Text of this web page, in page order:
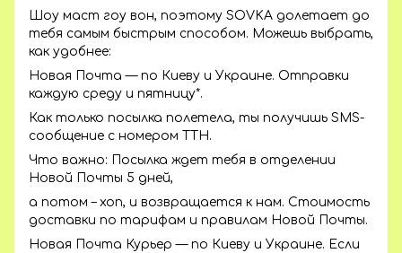
Шоу маст гоу вон, поэтому SOVKA долетает до
тебя самым быстрым способом. Можешь выбрать,
как удобнее:
Новая Почта — по Киеву и Украине. Отправки
каждую среду и пятницу*.
Как только посылка полетела, ты получишь SMS-
сообщение с номером ТТН.
Что важно: Посылка ждет тебя в отделении
Новой Почты 5 дней,
а потом – хоп, и возвращается к нам. Стоимость
доставки по тарифам и правилам Новой Почты.
Новая Почта Курьер — по Киеву и Украине. Если